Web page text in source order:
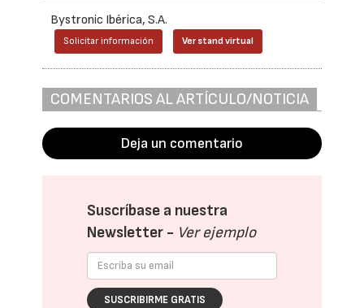
Bystronic Ibérica, S.A.
Solicitar información Ver stand virtual
COMENTARIOS AL ARTÍCULO/NOTICIA
Deja un comentario
Suscríbase a nuestra
Newsletter - Ver ejemplo
SUSCRIBIRME GRATIS